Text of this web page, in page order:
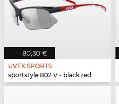
80,30 €
UVEX SPORTS
sportstyle 802 V - black red white